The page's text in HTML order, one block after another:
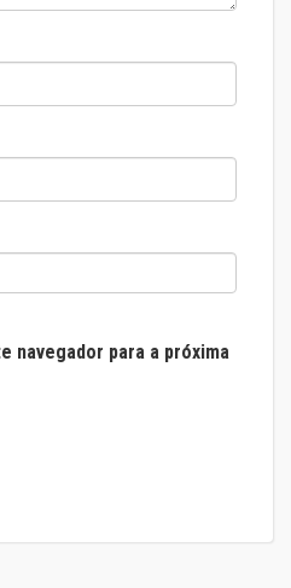
navegador para a próxima